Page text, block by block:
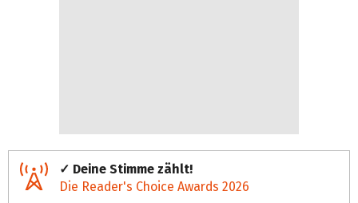
✓ Deine Stimme zählt!
Die Reader's Choice Awards 2026